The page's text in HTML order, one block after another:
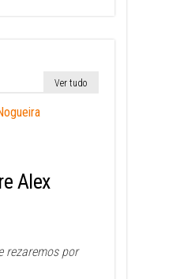
Ver tudo
Alex
rezaremos por